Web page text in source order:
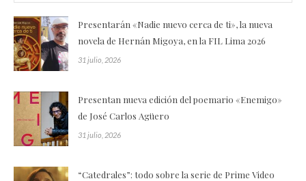
Presentarán «Nadie nuevo cerca de ti», la nueva
novela de Hernán Migoya, en la FIL Lima 2026
31 julio, 2026
Presentan nueva edición del poemario «Enemigo»
de José Carlos Agüero
31 julio, 2026
“Catedrales”: todo sobre la serie de Prime Video